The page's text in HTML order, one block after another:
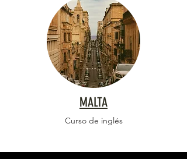
MALTA
Curso de inglés